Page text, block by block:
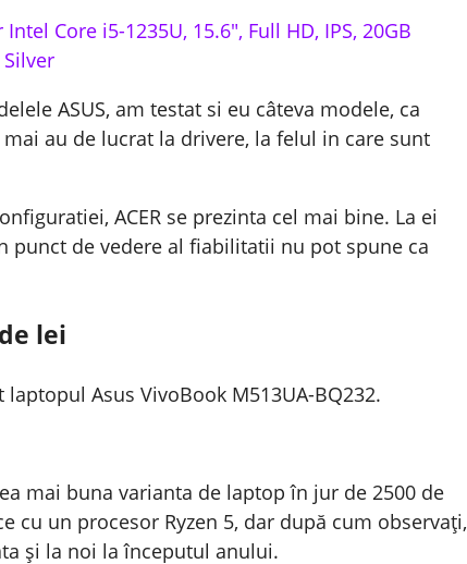
Core i5-1235U, 15.6″, Full HD, IPS, 20GB
Silver
ASUS, am testat si eu câteva modele, ca
au de lucrat la drivere, la felul in care sunt
ACER se prezinta cel mai bine. La ei
punct de vedere al fiabilitatii nu pot spune ca
lei
Asus VivoBook M513UA-BQ232.
mai buna varianta de laptop în jur de 2500 de
cu un procesor Ryzen 5, dar după cum observați,
și la noi la începutul anului.